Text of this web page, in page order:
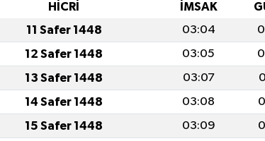
HİCRİ İMSAK
11 Safer 1448 03:04
12 Safer 1448 03:05
13 Safer 1448 03:07
14 Safer 1448 03:08
15 Safer 1448 03:09